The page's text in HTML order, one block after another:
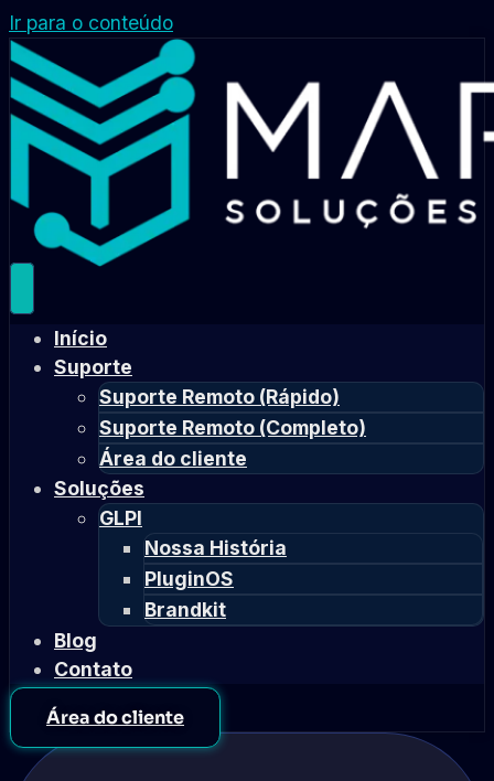
Ir para o conteúdo
Início
Suporte
Suporte Remoto (Rápido)
Suporte Remoto (Completo)
Área do cliente
Soluções
GLPI
Nossa História
PluginOS
Brandkit
Blog
Contato
Área do cliente